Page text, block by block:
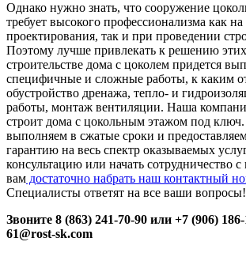
Однако нужно знать, что сооружение
требует высокого профессионализма как на
проектирования, так и при проведении
Поэтому лучше привлекать к решению
строительстве дома с цоколем придется
специфичные и сложные работы, к каким
обустройство дренажа, тепло- и
работы, монтаж вентиляции. Наша
строит дома с цокольным этажом под
выполняем в сжатые сроки и
гарантию на весь спектр оказываемых
консультацию или начать сотрудничество
вам достаточно набрать наш контактный
Специалисты ответят на все ваши вопросы!
Звоните 8 (863) 241-70-90 или +7 (906)
61@rost-sk.com